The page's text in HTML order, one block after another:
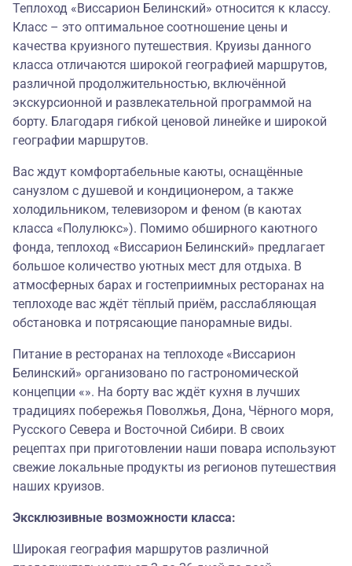
Теплоход «Виссарион Белинский» относится к классу.
Класс – это оптимальное соотношение цены и
качества круизного путешествия. Круизы данного
класса отличаются широкой географией маршрутов,
различной продолжительностью, включённой
экскурсионной и развлекательной программой на
борту. Благодаря гибкой ценовой линейке и широкой
географии маршрутов.
Вас ждут комфортабельные каюты, оснащённые
санузлом с душевой и кондиционером, а также
холодильником, телевизором и феном (в каютах
класса «Полулюкс»). Помимо обширного каютного
фонда, теплоход «Виссарион Белинский» предлагает
большое количество уютных мест для отдыха. В
атмосферных барах и гостеприимных ресторанах на
теплоходе вас ждёт тёплый приём, расслабляющая
обстановка и потрясающие панорамные виды.
Питание в ресторанах на теплоходе «Виссарион
Белинский» организовано по гастрономической
концепции «». На борту вас ждёт кухня в лучших
традициях побережья Поволжья, Дона, Чёрного моря,
Русского Севера и Восточной Сибири. В своих
рецептах при приготовлении наши повара используют
свежие локальные продукты из регионов путешествия
наших круизов.
Эксклюзивные возможности класса:
Широкая география маршрутов различной